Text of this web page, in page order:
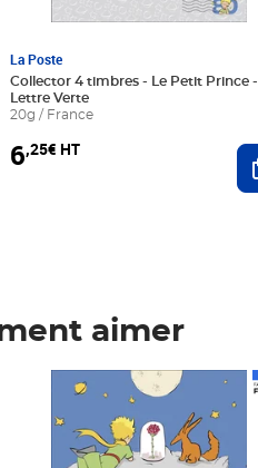
au panier
La Poste
Collector 4 timbres - Le Petit Prince -
Lettre Verte
20g / France
6,25€ HT
aimer
Prix 6,25€ HT